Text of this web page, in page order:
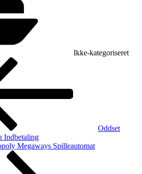
Ikke-kategoriseret
Oddset
Indbetaling
Megaways Spilleautomat